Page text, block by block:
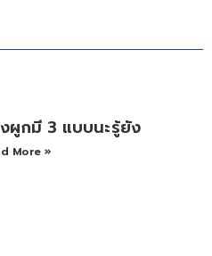
ผูกมี 3 แบบนะรู้ยัง
More »